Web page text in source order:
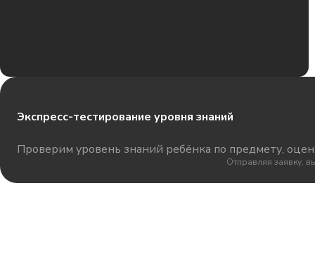
Экспресс-тестирование уровня знаний
Проверим уровень знаний ребёнка по предмету,
Отправляя заявку,